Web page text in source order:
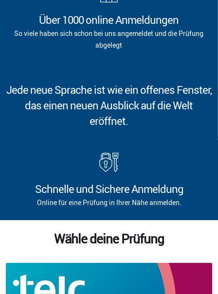
Über 1000 online Anmeldungen
So viele haben sich schon bei uns angemeldet und die Prüfung
abgelegt
Jede neue Sprache ist wie ein offenes Fenster,
das einen neuen Ausblick auf die Welt
eröffnet.
Schnelle und Sichere Anmeldung
Online für eine Prüfung in Ihrer Nähe anmelden.
Wähle deine Prüfung